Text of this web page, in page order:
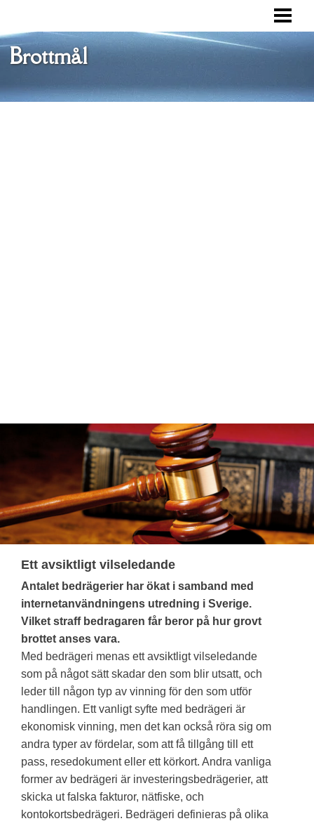
BROTTSOFFERMYNDIGHETEN
FÖRSVAR
Brottmål
Ett avsiktligt vilseledande
Antalet bedrägerier har ökat i samband med
internetanvändningens utredning i Sverige.
Vilket straff bedragaren får beror på hur grovt
brottet anses vara.
Med bedrägeri menas ett avsiktligt vilseledande
som på något sätt skadar den som blir utsatt, och
leder till någon typ av vinning för den som utför
handlingen. Ett vanligt syfte med bedrägeri är
ekonomisk vinning, men det kan också röra sig om
andra typer av fördelar, som att få tillgång till ett
pass, resedokument eller ett körkort. Andra vanliga
former av bedrägeri är investeringsbedrägerier, att
skicka ut falska fakturor, nätfiske, och
kontokortsbedrägeri. Bedrägeri definieras på olika